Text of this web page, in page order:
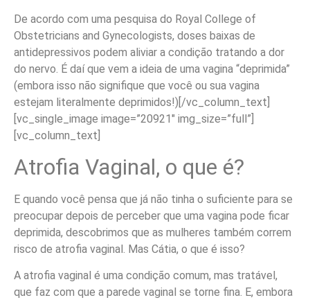
De acordo com uma pesquisa do Royal College of
Obstetricians and Gynecologists, doses baixas de
antidepressivos podem aliviar a condição tratando a dor
do nervo. É daí que vem a ideia de uma vagina “deprimida”
(embora isso não signifique que você ou sua vagina
estejam literalmente deprimidos!) [/vc_column_text]
[vc_single_image image=”20921″ img_size=”full”]
[vc_column_text]
Atrofia Vaginal, o que é?
E quando você pensa que já não tinha o suficiente para se
preocupar depois de perceber que uma vagina pode ficar
deprimida, descobrimos que as mulheres também correm
risco de atrofia vaginal. Mas Cátia, o que é isso?
A atrofia vaginal é uma condição comum, mas tratável,
que faz com que a parede vaginal se torne fina. E, embora